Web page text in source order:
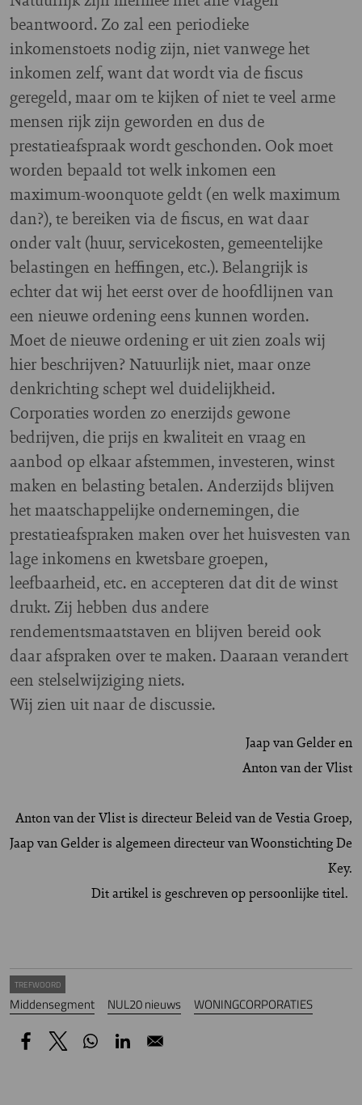
beantwoord. Zo zal een periodieke
inkomenstoets nodig zijn, niet vanwege het
inkomen zelf, want dat wordt via de fiscus
geregeld, maar om te kijken of niet te veel arme
mensen rijk zijn geworden en dus de
prestatieafspraak wordt geschonden. Ook moet
worden bepaald tot welk inkomen een
maximum-woonquote geldt (en welk maximum
dan?), te bereiken via de fiscus, en wat daar
onder valt (huur, servicekosten, gemeentelijke
belastingen en heffingen, etc.). Belangrijk is
echter dat wij het eerst over de hoofdlijnen van
een nieuwe ordening eens kunnen worden.
Moet de nieuwe ordening er uit zien zoals wij
hier beschrijven? Natuurlijk niet, maar onze
denkrichting schept wel duidelijkheid.
Corporaties worden zo enerzijds gewone
bedrijven, die prijs en kwaliteit en vraag en
aanbod op elkaar afstemmen, investeren, winst
maken en belasting betalen. Anderzijds blijven
het maatschappelijke ondernemingen, die
prestatieafspraken maken over het huisvesten van
lage inkomens en kwetsbare groepen,
leefbaarheid, etc. en accepteren dat dit de winst
drukt. Zij hebben dus andere
rendementsmaatstaven en blijven bereid ook
daar afspraken over te maken. Daaraan verandert
een stelselwijziging niets.
Wij zien uit naar de discussie.
Jaap van Gelder en
Anton van der Vlist
Anton van der Vlist is directeur Beleid van de Vestia Groep,
Jaap van Gelder is algemeen directeur van Woonstichting De
Key.
Dit artikel is geschreven op persoonlijke titel.
TREFWOORD
Middensegment NUL20 nieuws WONINGCORPORATIES